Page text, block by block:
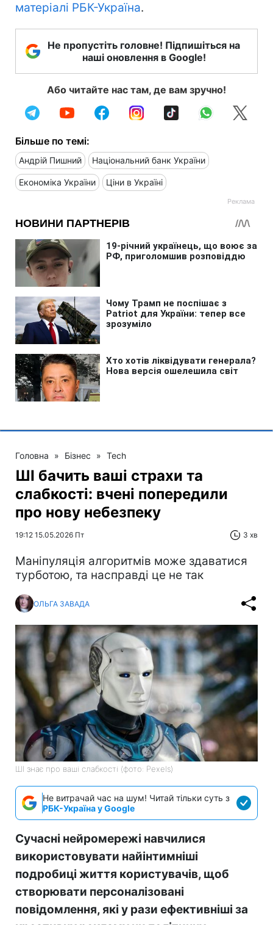
матеріалі РБК-Україна.
Не пропустіть головне! Підпишіться на
наші оновлення в Google!
Або читайте нас там, де вам зручно!
Більше по темі:
Андрій Пишний Національний банк України
Економіка України Ціни в Україні
Головна » Бізнес » Tech
ШІ бачить ваші страхи та
слабкості: вчені попередили
про нову небезпеку
19:12 15.05.2026 Пт 3 хв
Маніпуляція алгоритмів може здаватися
турботою, та насправді це не так
ОЛЬГА ЗАВАДА
ШІ знає про ваші слабкості (фото: Pexels)
Не витрачай час на шум! Читай тільки суть з
РБК-Україна у Google
Сучасні нейромережі навчилися
використовувати найінтимніші
подробиці життя користувачів, щоб
створювати персоналізовані
повідомлення, які у рази ефективніші за